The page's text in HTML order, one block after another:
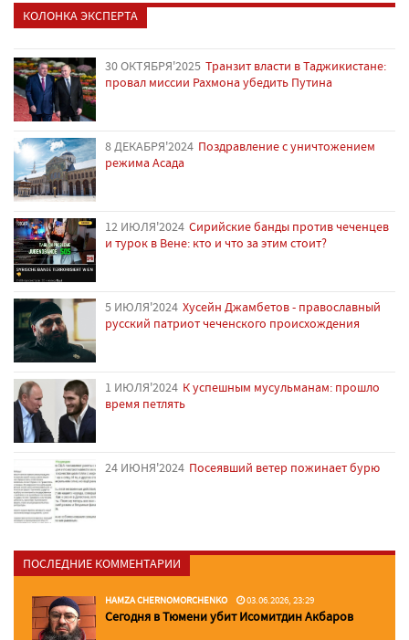
КОЛОНКА ЭКСПЕРТА
30 ОКТЯБРЯ'2025 Транзит власти в Таджикистане:
провал миссии Рахмона убедить Путина
8 ДЕКАБРЯ'2024 Поздравление с уничтожением
режима Асада
12 ИЮЛЯ'2024 Сирийские банды против чеченцев
и турок в Вене: кто и что за этим стоит?
5 ИЮЛЯ'2024 Хусейн Джамбетов - православный
русский патриот чеченского происхождения
1 ИЮЛЯ'2024 К успешным мусульманам: прошло
время петлять
24 ИЮНЯ'2024 Посеявший ветер пожинает бурю
ПОСЛЕДНИЕ КОММЕНТАРИИ
HAMZA CHERNOMORCHENKO 03.06.2026, 23:29
Сегодня в Тюмени убит Исомитдин Акбаров